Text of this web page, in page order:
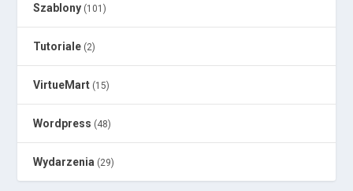
Szablony (101)
Tutoriale (2)
VirtueMart (15)
Wordpress (48)
Wydarzenia (29)